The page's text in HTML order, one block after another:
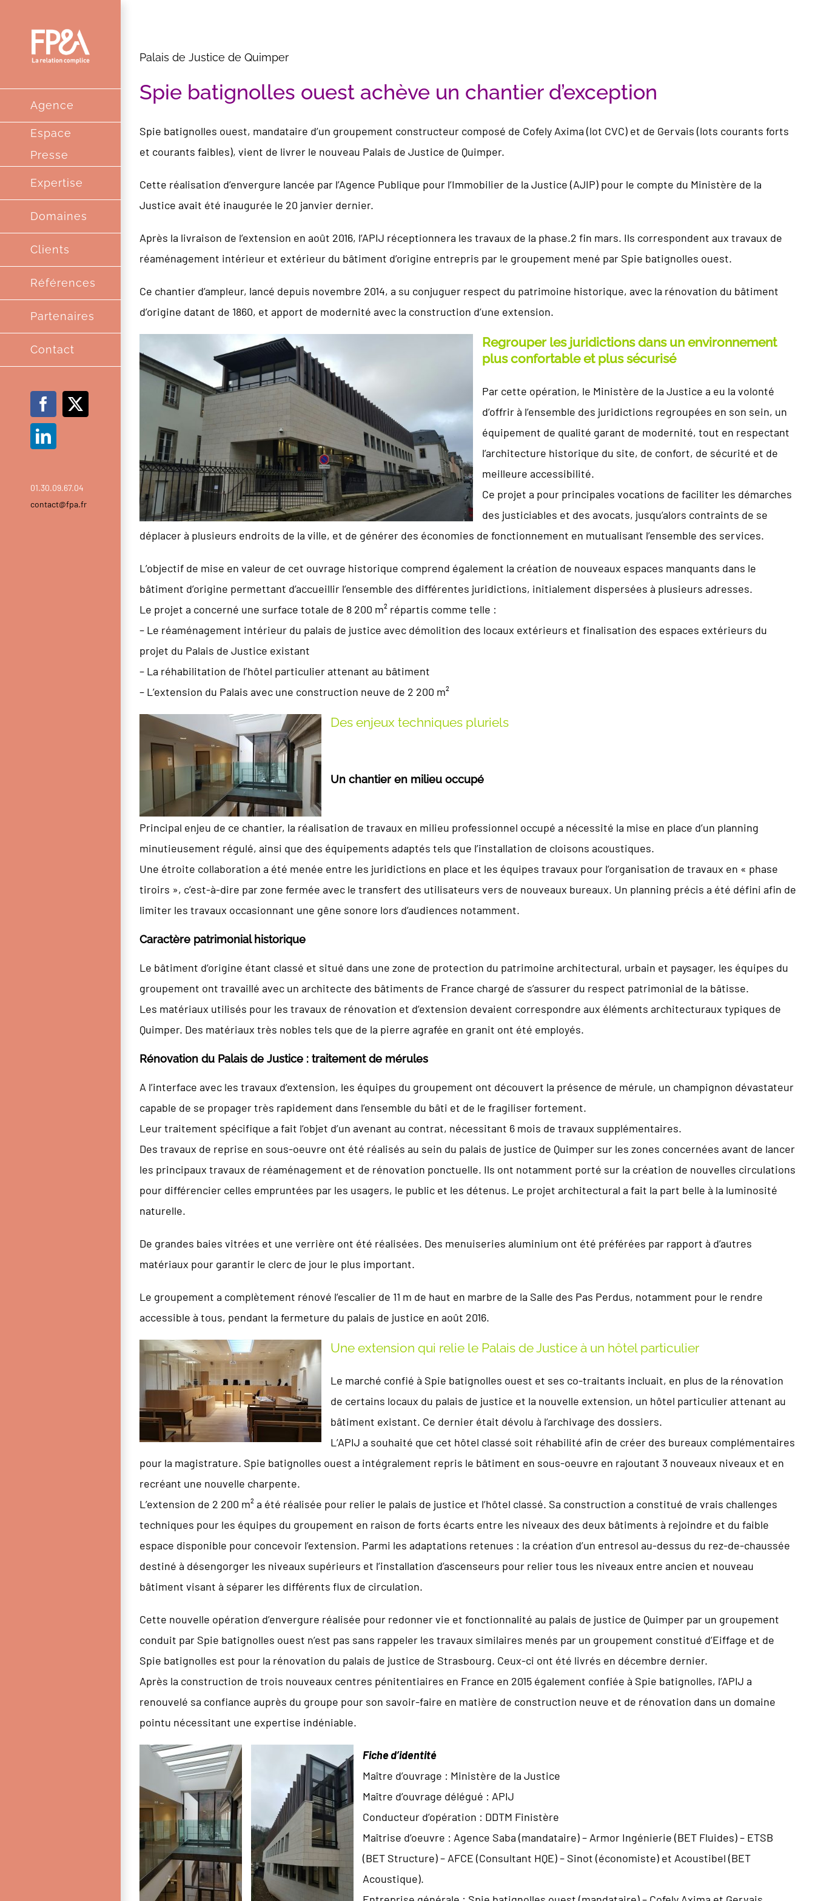
contenu
Agence
Espace
Presse
Expertise
Domaines
Clients
Références
Partenaires
Contact
Facebook
X
LinkedIn
01.30.09.67.04
contact@fpa.fr
Palais de Justice de Quimper
Spie batignolles ouest achève un chantier d’exception
Spie batignolles ouest, mandataire d’un groupement constructeur composé de Cofely Axima (lot CVC) et de Gervais (lots courants forts
et courants faibles), vient de livrer le nouveau Palais de Justice de Quimper.
Cette réalisation d’envergure lancée par l’Agence Publique pour l’Immobilier de la Justice (AJIP) pour le compte du Ministère de la
Justice avait été inaugurée le 20 janvier dernier.
Après la livraison de l’extension en août 2016, l’APIJ réceptionnera les travaux de la phase.2 fin mars. Ils correspondent aux travaux de
réaménagement intérieur et extérieur du bâtiment d’origine entrepris par le groupement mené par Spie batignolles ouest.
Ce chantier d’ampleur, lancé depuis novembre 2014, a su conjuguer respect du patrimoine historique, avec la rénovation du bâtiment
d’origine datant de 1860, et apport de modernité avec la construction d’une extension.
Regrouper les juridictions dans un environnement
plus confortable et plus sécurisé
Par cette opération, le Ministère de la Justice a eu la volonté
d’offrir à l’ensemble des juridictions regroupées en son sein, un
équipement de qualité garant de modernité, tout en respectant
l’architecture historique du site, de confort, de sécurité et de
meilleure accessibilité.
Ce projet a pour principales vocations de faciliter les démarches
des justiciables et des avocats, jusqu’alors contraints de se
déplacer à plusieurs endroits de la ville, et de générer des économies de fonctionnement en mutualisant l’ensemble des services.
L’objectif de mise en valeur de cet ouvrage historique comprend également la création de nouveaux espaces manquants dans le
bâtiment d’origine permettant d’accueillir l’ensemble des différentes juridictions, initialement dispersées à plusieurs adresses.
Le projet a concerné une surface totale de 8 200 m² répartis comme telle :
– Le réaménagement intérieur du palais de justice avec démolition des locaux extérieurs et finalisation des espaces extérieurs du
projet du Palais de Justice existant
– La réhabilitation de l’hôtel particulier attenant au bâtiment
– L’extension du Palais avec une construction neuve de 2 200 m²
Des enjeux techniques pluriels
Un chantier en milieu occupé
Principal enjeu de ce chantier, la réalisation de travaux en milieu professionnel occupé a nécessité la mise en place d’un planning
minutieusement régulé, ainsi que des équipements adaptés tels que l’installation de cloisons acoustiques.
Une étroite collaboration a été menée entre les juridictions en place et les équipes travaux pour l’organisation de travaux en « phase
tiroirs », c’est-à-dire par zone fermée avec le transfert des utilisateurs vers de nouveaux bureaux. Un planning précis a été défini afin de
limiter les travaux occasionnant une gêne sonore lors d’audiences notamment.
Caractère patrimonial historique
Le bâtiment d’origine étant classé et situé dans une zone de protection du patrimoine architectural, urbain et paysager, les équipes du
groupement ont travaillé avec un architecte des bâtiments de France chargé de s’assurer du respect patrimonial de la bâtisse.
Les matériaux utilisés pour les travaux de rénovation et d’extension devaient correspondre aux éléments architecturaux typiques de
Quimper. Des matériaux très nobles tels que de la pierre agrafée en granit ont été employés.
Rénovation du Palais de Justice : traitement de mérules
A l’interface avec les travaux d’extension, les équipes du groupement ont découvert la présence de mérule, un champignon dévastateur
capable de se propager très rapidement dans l’ensemble du bâti et de le fragiliser fortement.
Leur traitement spécifique a fait l‘objet d’un avenant au contrat, nécessitant 6 mois de travaux supplémentaires.
Des travaux de reprise en sous-oeuvre ont été réalisés au sein du palais de justice de Quimper sur les zones concernées avant de lancer
les principaux travaux de réaménagement et de rénovation ponctuelle. Ils ont notamment porté sur la création de nouvelles circulations
pour différencier celles empruntées par les usagers, le public et les détenus. Le projet architectural a fait la part belle à la luminosité
naturelle.
De grandes baies vitrées et une verrière ont été réalisées. Des menuiseries aluminium ont été préférées par rapport à d’autres
matériaux pour garantir le clerc de jour le plus important.
Le groupement a complètement rénové l’escalier de 11 m de haut en marbre de la Salle des Pas Perdus, notamment pour le rendre
accessible à tous, pendant la fermeture du palais de justice en août 2016.
Une extension qui relie le Palais de Justice à un hôtel particulier
Le marché confié à Spie batignolles ouest et ses co-traitants incluait, en plus de la rénovation
de certains locaux du palais de justice et la nouvelle extension, un hôtel particulier attenant au
bâtiment existant. Ce dernier était dévolu à l’archivage des dossiers.
L’APIJ a souhaité que cet hôtel classé soit réhabilité afin de créer des bureaux complémentaires
pour la magistrature. Spie batignolles ouest a intégralement repris le bâtiment en sous-oeuvre en rajoutant 3 nouveaux niveaux et en
recréant une nouvelle charpente.
L’extension de 2 200 m² a été réalisée pour relier le palais de justice et l’hôtel classé. Sa construction a constitué de vrais challenges
techniques pour les équipes du groupement en raison de forts écarts entre les niveaux des deux bâtiments à rejoindre et du faible
espace disponible pour concevoir l’extension. Parmi les adaptations retenues : la création d’un entresol au-dessus du rez-de-chaussée
destiné à désengorger les niveaux supérieurs et l’installation d’ascenseurs pour relier tous les niveaux entre ancien et nouveau
bâtiment visant à séparer les différents flux de circulation.
Cette nouvelle opération d’envergure réalisée pour redonner vie et fonctionnalité au palais de justice de Quimper par un groupement
conduit par Spie batignolles ouest n’est pas sans rappeler les travaux similaires menés par un groupement constitué d’Eiffage et de
Spie batignolles est pour la rénovation du palais de justice de Strasbourg. Ceux-ci ont été livrés en décembre dernier.
Après la construction de trois nouveaux centres pénitentiaires en France en 2015 également confiée à Spie batignolles, l’APIJ a
renouvelé sa confiance auprès du groupe pour son savoir-faire en matière de construction neuve et de rénovation dans un domaine
pointu nécessitant une expertise indéniable.
Fiche d’identité
Maître d’ouvrage : Ministère de la Justice
Maître d’ouvrage délégué : APIJ
Conducteur d’opération : DDTM Finistère
Maîtrise d’oeuvre : Agence Saba (mandataire) – Armor Ingénierie (BET Fluides) – ETSB
(BET Structure) – AFCE (Consultant HQE) – Sinot (économiste) et Acoustibel (BET
Acoustique).